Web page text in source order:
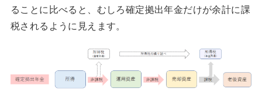
ることに比べると、むしろ確定拠出年金だけが余計に課
税されるように見えます。